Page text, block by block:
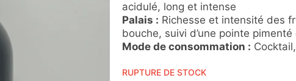
acidulé, long et intense
Palais : Richesse et intensité des
bouche, suivi d’une pointe pimenté
Mode de consommation :
RUPTURE DE STOCK